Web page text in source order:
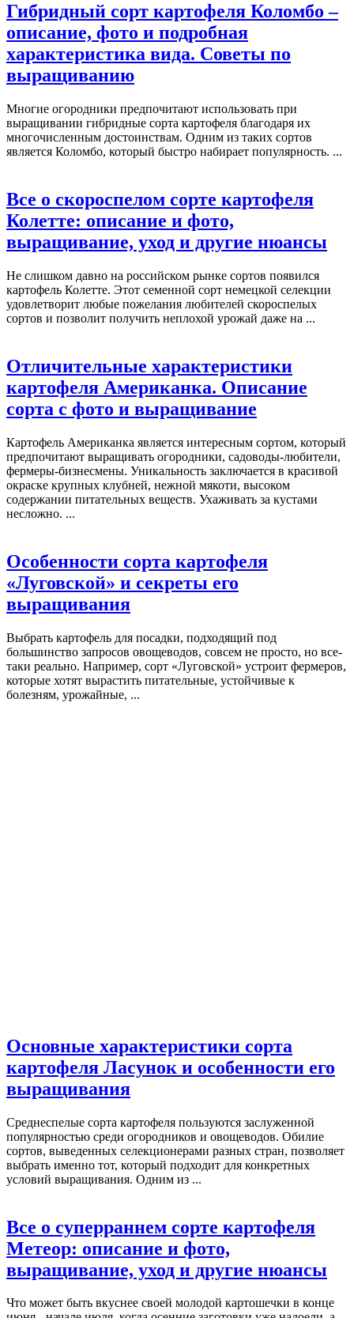
Гибридный сорт картофеля Коломбо –
описание, фото и подробная
характеристика вида. Советы по
выращиванию
Многие огородники предпочитают использовать при
выращивании гибридные сорта картофеля благодаря их
многочисленным достоинствам. Одним из таких сортов
является Коломбо, который быстро набирает популярность. ...
Все о скороспелом сорте картофеля
Колетте: описание и фото,
выращивание, уход и другие нюансы
Не слишком давно на российском рынке сортов появился
картофель Колетте. Этот семенной сорт немецкой селекции
удовлетворит любые пожелания любителей скороспелых
сортов и позволит получить неплохой урожай даже на ...
Отличительные характеристики
картофеля Американка. Описание
сорта с фото и выращивание
Картофель Американка является интересным сортом, который
предпочитают выращивать огородники, садоводы-любители,
фермеры-бизнесмены. Уникальность заключается в красивой
окраске крупных клубней, нежной мякоти, высоком
содержании питательных веществ. Ухаживать за кустами
несложно. ...
Особенности сорта картофеля
«Луговской» и секреты его
выращивания
Выбрать картофель для посадки, подходящий под
большинство запросов овощеводов, совсем не просто, но все-
таки реально. Например, сорт «Луговской» устроит фермеров,
которые хотят вырастить питательные, устойчивые к
болезням, урожайные, ...
Основные характеристики сорта
картофеля Ласунок и особенности его
выращивания
Среднеспелые сорта картофеля пользуются заслуженной
популярностью среди огородников и овощеводов. Обилие
сортов, выведенных селекционерами разных стран, позволяет
выбрать именно тот, который подходит для конкретных
условий выращивания. Одним из ...
Все о суперраннем сорте картофеля
Метеор: описание и фото,
выращивание, уход и другие нюансы
Что может быть вкуснее своей молодой картошечки в конце